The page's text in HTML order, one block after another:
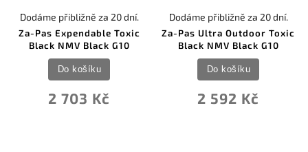
Za-Pas Expendable Toxic
Black NMV Black G10
Dodáme přibližně za 20 dní.
2 703 Kč
Do košíku
Za-Pas Ultra Outdoor Toxic
Black NMV Black G10
Dodáme přibližně za 20 dní.
2 592 Kč
Do košíku